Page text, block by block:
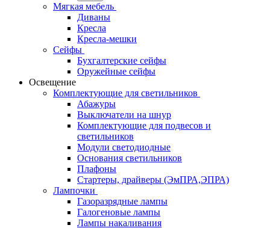
Мягкая мебель
Диваны
Кресла
Кресла-мешки
Сейфы
Бухгалтерские сейфы
Оружейные сейфы
Освещение
Комплектующие для светильников
Абажуры
Выключатели на шнур
Комплектующие для подвесов и
светильников
Модули светодиодные
Основания светильников
Плафоны
Стартеры, драйверы (ЭмПРА,ЭПРА)
Лампочки
Газоразрядные лампы
Галогеновые лампы
Лампы накаливания